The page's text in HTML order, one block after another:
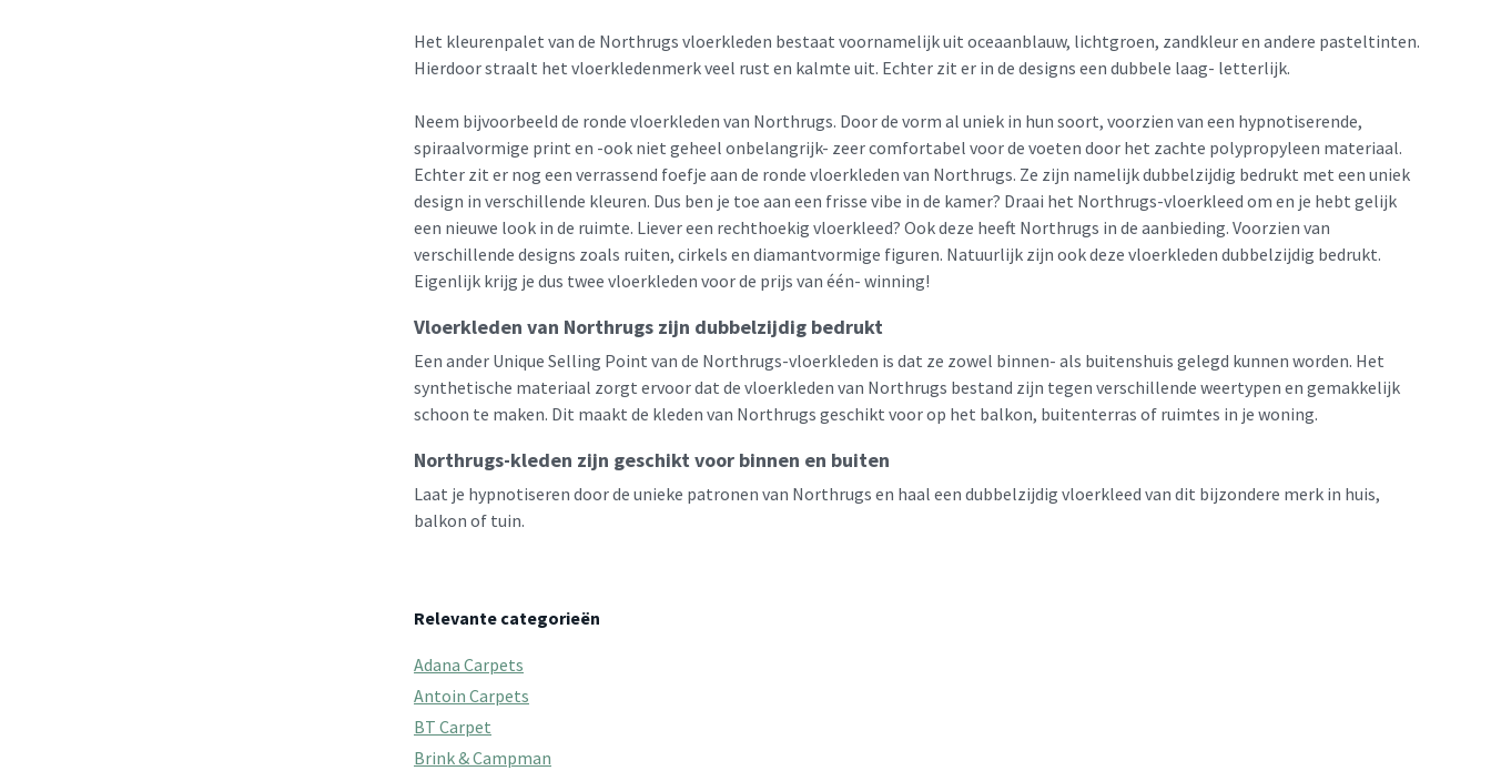
Het kleurenpalet van de Northrugs vloerkleden bestaat voornamelijk uit oceaanblauw, lichtgroen, zandkleur en andere pasteltinten.
Hierdoor straalt het vloerkledenmerk veel rust en kalmte uit. Echter zit er in de designs een dubbele laag- letterlijk.
Neem bijvoorbeeld de ronde vloerkleden van Northrugs. Door de vorm al uniek in hun soort, voorzien van een hypnotiserende,
spiraalvormige print en -ook niet geheel onbelangrijk- zeer comfortabel voor de voeten door het zachte polypropyleen materiaal.
Echter zit er nog een verrassend foefje aan de ronde vloerkleden van Northrugs. Ze zijn namelijk dubbelzijdig bedrukt met een uniek
design in verschillende kleuren. Dus ben je toe aan een frisse vibe in de kamer? Draai het Northrugs-vloerkleed om en je hebt gelijk
een nieuwe look in de ruimte. Liever een rechthoekig vloerkleed? Ook deze heeft Northrugs in de aanbieding. Voorzien van
verschillende designs zoals ruiten, cirkels en diamantvormige figuren. Natuurlijk zijn ook deze vloerkleden dubbelzijdig bedrukt.
Eigenlijk krijg je dus twee vloerkleden voor de prijs van één- winning!
Vloerkleden van Northrugs zijn dubbelzijdig bedrukt
Een ander Unique Selling Point van de Northrugs-vloerkleden is dat ze zowel binnen- als buitenshuis gelegd kunnen worden. Het
synthetische materiaal zorgt ervoor dat de vloerkleden van Northrugs bestand zijn tegen verschillende weertypen en gemakkelijk
schoon te maken. Dit maakt de kleden van Northrugs geschikt voor op het balkon, buitenterras of ruimtes in je woning.
Northrugs-kleden zijn geschikt voor binnen en buiten
Laat je hypnotiseren door de unieke patronen van Northrugs en haal een dubbelzijdig vloerkleed van dit bijzondere merk in huis,
balkon of tuin.
Relevante categorieën
Adana Carpets
Antoin Carpets
BT Carpet
Brink & Campman